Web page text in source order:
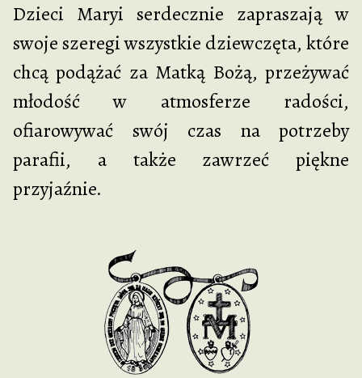
Dzieci Maryi serdecznie zapraszają w
swoje szeregi wszystkie dziewczęta, które
chcą podążać za Matką Bożą, przeżywać
młodość w atmosferze radości,
ofiarowywać swój czas na potrzeby
parafii, a także zawrzeć piękne
przyjaźnie.